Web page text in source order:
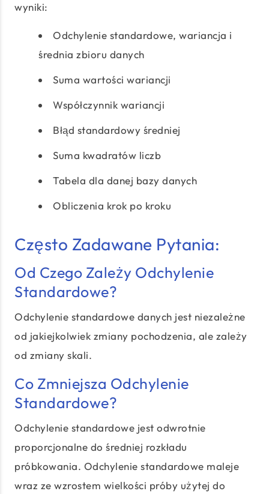
wyniki:
Odchylenie standardowe, wariancja i
średnia zbioru danych
Suma wartości wariancji
Współczynnik wariancji
Błąd standardowy średniej
Suma kwadratów liczb
Tabela dla danej bazy danych
Obliczenia krok po kroku
Często Zadawane Pytania:
Od Czego Zależy Odchylenie
Standardowe?
Odchylenie standardowe danych jest niezależne
od jakiejkolwiek zmiany pochodzenia, ale zależy
od zmiany skali.
Co Zmniejsza Odchylenie
Standardowe?
Odchylenie standardowe jest odwrotnie
proporcjonalne do średniej rozkładu
próbkowania. Odchylenie standardowe maleje
wraz ze wzrostem wielkości próby użytej do